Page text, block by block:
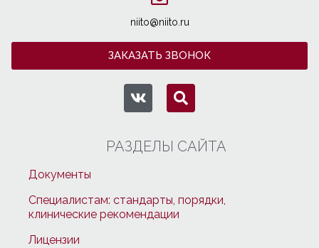
niito@niito.ru
ЗАКАЗАТЬ ЗВОНОК
РАЗДЕЛЫ САЙТА
Документы
Специалистам: стандарты, порядки,
клинические рекомендации
Лицензии